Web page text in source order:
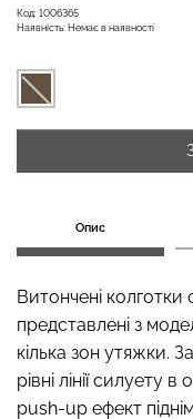
Код: 1006365
Наявність: Немає в наявності
Опис
Витончені колготки
представлені з
кілька зон утяжки.
рівні лінії силуету
push-up ефект
Безшовні легінси